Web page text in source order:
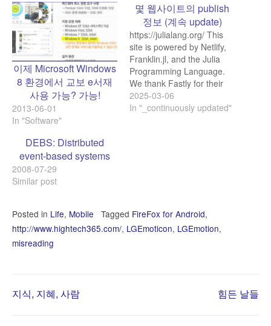
이제 Microsoft Windows
8 환경에서 교보 e서재
사용 가능? 가능!
2013-06-01
In "Software"
몇 웹사이트의 publish
정보 (계속 update)
https://julialang.org/ This
site is powered by Netlify,
Franklin.jl, and the Julia
Programming Language.
We thank Fastly for their
generous infrastructure
support.
2025-03-06
In "_continuously updated"
DEBS: Distributed
event-based systems
2008-07-29
Similar post
Posted in Life, Mobile Tagged FireFox for Android,
http://www.hightech365.com/, LGEmoticon, LGEmotion,
misreading
Post
지식, 지혜, 사람 힘든 날들